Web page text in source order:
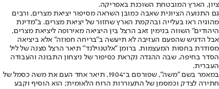
ציון, הארץ המובטחת השוכנת באפריקה.
גם התנועה הציונית שאבה כמובן השראה מסיפור יציאת מצרים, ורבים
מהוגיה ראו בעלייה ובהקמת הארץ שחזור של יציאת מצרים. ב"מדינת
היהודים" השווה בנימין זאב הרצל בין היציאה מאירופה ליציאת מצרים,
אבל הדגיש שהפעם העזיבה לא תיעשה ב"בריחה חפוזה" אלא ביציאה
מסודרת בחסות המעצמות. ברומן "אלטנוילנד" תיאר הרצל סצנה של ליל
הסדר בחיפה, שבה ההגדה נקראת כסיפור של ניצחון התבונה והעבודה
העברית.
במאמר בשם "משה", שפורסם ב־1904, תיאר אחד העם את משה כסמל של
חתירה לצדק וכמסמן של התעוררות הרוח הלאומית; הוא הוסיף וקבע